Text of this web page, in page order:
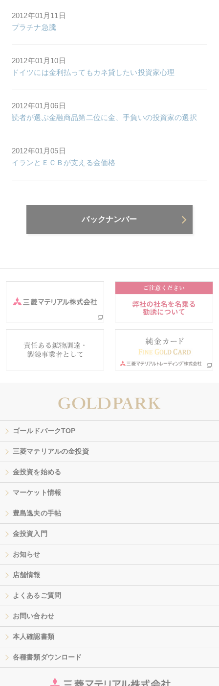
2012年01月11日
プラチナ急騰
2012年01月10日
ドイツには金利払ってもカネ貸したい投資家心理
2012年01月06日
読者が選ぶ金融商品第二位に金、手負いの投資家の選択
2012年01月05日
イランとＥＣＢが支える金価格
バックナンバー
ゴールドパークTOP
三菱マテリアルの金投資
金投資を始める
マーケット情報
豊島逸夫の手帖
金投資入門
お知らせ
店舗情報
よくあるご質問
お問い合わせ
本人確認書類
各種書類ダウンロード